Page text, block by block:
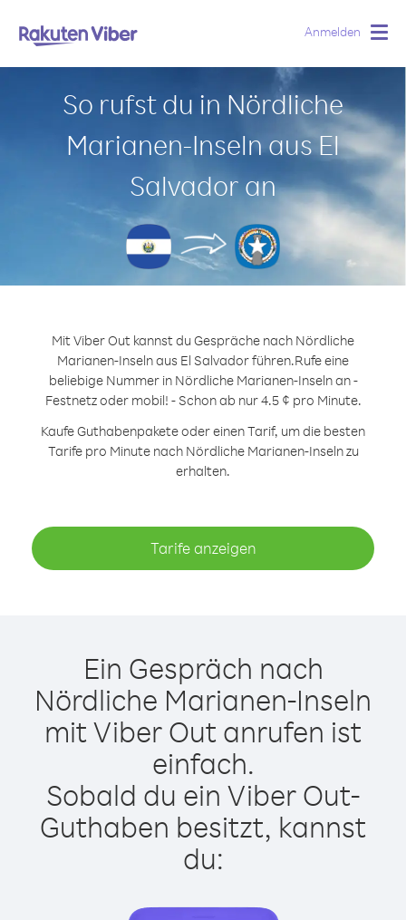
Anmelden
So rufst du in Nördliche
Marianen-Inseln aus El
Salvador an
Mit Viber Out kannst du Gespräche nach Nördliche
Marianen-Inseln aus El Salvador führen.Rufe eine
beliebige Nummer in Nördliche Marianen-Inseln an -
Festnetz oder mobil! - Schon ab nur 4.5 ¢ pro Minute.
Kaufe Guthabenpakete oder einen Tarif, um die besten
Tarife pro Minute nach Nördliche Marianen-Inseln zu
erhalten.
Tarife anzeigen
Ein Gespräch nach
Nördliche Marianen-Inseln
mit Viber Out anrufen ist
einfach.
Sobald du ein Viber Out-
Guthaben besitzt, kannst
du: